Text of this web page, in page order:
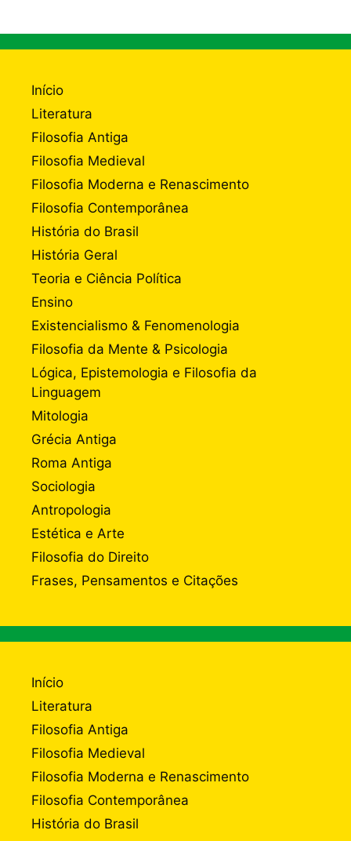
Início
Literatura
Filosofia Antiga
Filosofia Medieval
Filosofia Moderna e Renascimento
Filosofia Contemporânea
História do Brasil
História Geral
Teoria e Ciência Política
Ensino
Existencialismo & Fenomenologia
Filosofia da Mente & Psicologia
Lógica, Epistemologia e Filosofia da
Linguagem
Mitologia
Grécia Antiga
Roma Antiga
Sociologia
Antropologia
Estética e Arte
Filosofia do Direito
Frases, Pensamentos e Citações
Início
Literatura
Filosofia Antiga
Filosofia Medieval
Filosofia Moderna e Renascimento
Filosofia Contemporânea
História do Brasil